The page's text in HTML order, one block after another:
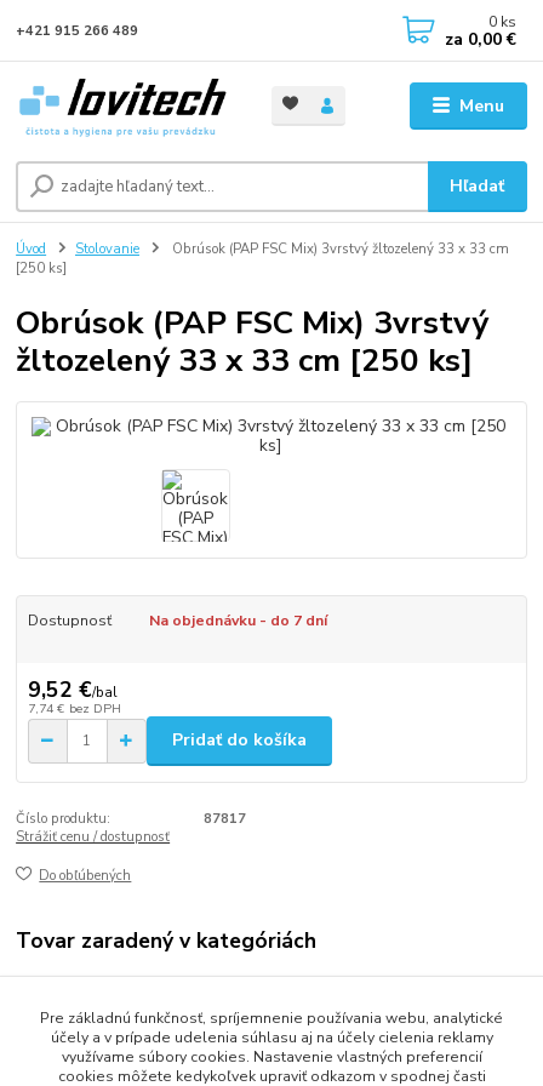
Menu
Hľadať
+421 915 266 489 0 ks
za 0,00 €
Úvod Stolovanie
Obrúsok (PAP FSC Mix) 3vrstvý žltozelený 33 x 33 cm
[250 ks]
Obrúsok (PAP FSC Mix) 3vrstvý
žltozelený 33 x 33 cm [250 ks]
Dostupnosť Na objednávku - do 7 dní
9,52 €/bal
7,74 € bez DPH
Pridať do košíka
Číslo produktu:
87817
Strážiť cenu / dostupnosť
Do obľúbených
Tovar zaradený v kategóriách
Stolovanie
Obrúsky (servítky)
Pre základnú funkčnosť, spríjemnenie používania webu, analytické
účely a v prípade udelenia súhlasu aj na účely cielenia reklamy
využívame súbory cookies. Nastavenie vlastných preferencií
cookies môžete kedykoľvek upraviť odkazom v spodnej časti